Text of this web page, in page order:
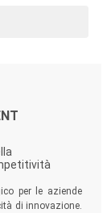
concrete.
per le aziende
di innovazione.